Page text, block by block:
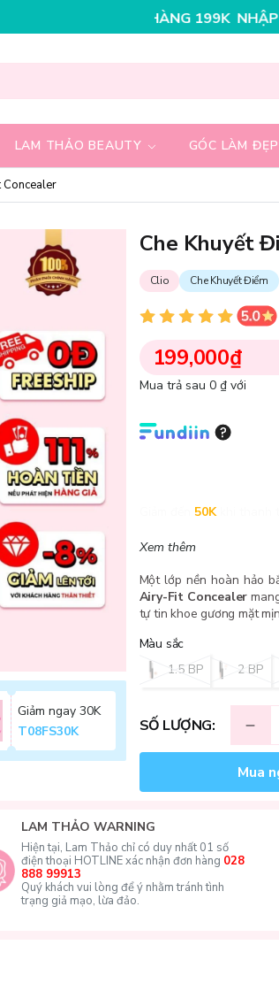
NHẬP MÃ T08FS25K -
LAM THẢO BEAUTY GÓC LÀM ĐẸP
Giảm ngay 30K
T08FS30K
Che Khuyết
Clio Che Khuyết Điểm
199,000₫
Mua trả sau 0 ₫ với
50K
Xem thêm
Một lớp nền hoàn hảo
Airy-Fit Concealer
tự tin khoe gương mặt
Màu sắc
1.5 BP
2 BP
SỐ LƯỢNG:
Mua
LAM THẢO WARNING
Hiện tại, Lam Thảo chỉ có duy nhất 01 số
điện thoại HOTLINE xác nhận đơn hàng 028
888 99913
Quý khách vui lòng để ý nhằm tránh tình
trạng giả mạo, lừa đảo.